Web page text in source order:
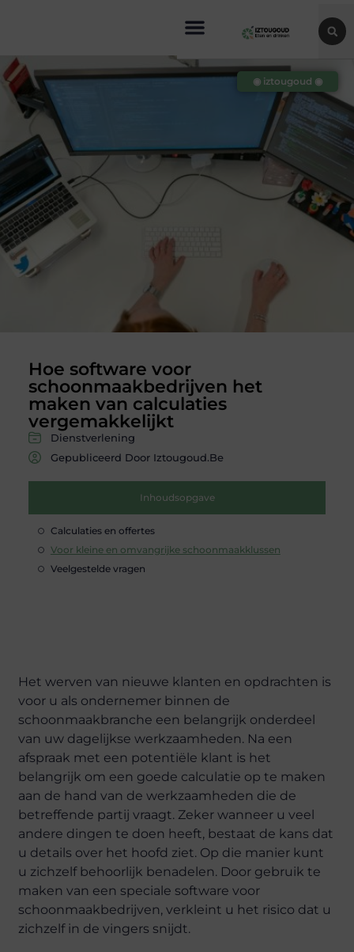
Hoe software voor
schoonmaakbedrijven het
maken van calculaties
vergemakkelijkt
Dienstverlening
Gepubliceerd Door Iztougoud.be
Inhoudsopgave
Calculaties en offertes
Voor kleine en omvangrijke schoonmaakklussen
Veelgestelde vragen
◉ iztougoud ◉
Het werven van nieuwe klanten en opdrachten is
voor u als ondernemer binnen de
schoonmaakbranche een belangrijk onderdeel
van uw dagelijkse werkzaamheden. Na een
afspraak met een potentiële klant is het
belangrijk om een goede calculatie op te maken
aan de hand van de werkzaamheden die de
betreffende partij vraagt. Zeker wanneer u veel
andere dingen te doen heeft, bestaat de kans dat
u details over het hoofd ziet. Op die manier kunt
u zichzelf behoorlijk benadelen. Door gebruik te
maken van een speciale software voor
schoonmaakbedrijven, verkleint u het risico dat u
zichzelf in de vingers snijdt.